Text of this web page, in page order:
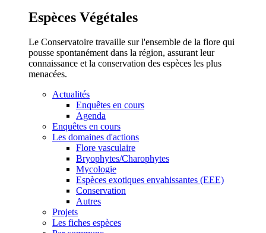
Espèces Végétales
Le Conservatoire travaille sur l'ensemble de la flore qui
pousse spontanément dans la région, assurant leur
connaissance et la conservation des espèces les plus
menacées.
Actualités
Enquêtes en cours
Agenda
Enquêtes en cours
Les domaines d'actions
Flore vasculaire
Bryophytes/Charophytes
Mycologie
Espèces exotiques envahissantes (EEE)
Conservation
Autres
Projets
Les fiches espèces